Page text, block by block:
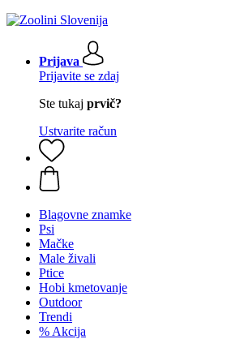
Prijava
Prijavite se zdaj
Ste tukaj prvič?
Ustvarite račun
Blagovne znamke
Psi
Mačke
Male živali
Ptice
Hobi kmetovanje
Outdoor
Trendi
% Akcija